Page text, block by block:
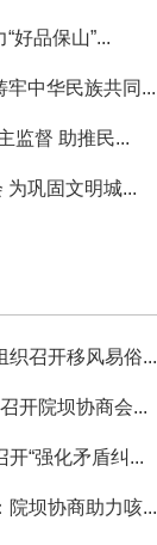
好品保山”...
中华民族共同...
监督 助推民...
为巩固文明城...
织召开移风易俗...
开院坝协商会...
开“强化矛盾纠...
院坝协商助力咳...